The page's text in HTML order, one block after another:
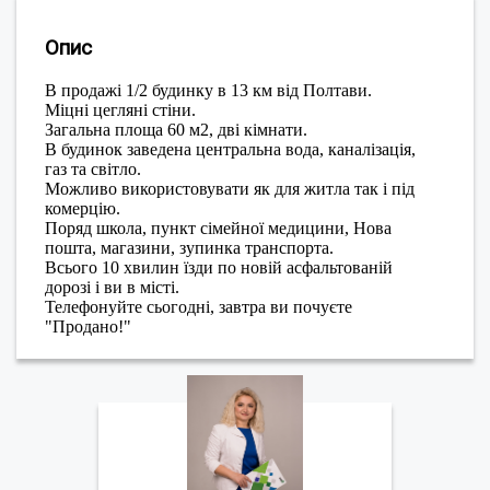
Опис
В продажі 1/2 будинку в 13 км від Полтави.
Міцні цегляні стіни.
Загальна площа 60 м2, дві кімнати.
В будинок заведена центральна вода, каналізація,
газ та світло.
Можливо використовувати як для житла так і під
комерцію.
Поряд школа, пункт сімейної медицини, Нова
пошта, магазини, зупинка транспорта.
Всього 10 хвилин їзди по новій асфальтованій
дорозі і ви в місті.
Телефонуйте сьогодні, завтра ви почуєте
"Продано!"